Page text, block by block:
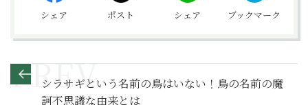
シェア ポスト シェア ブックマーク
シラサギという名前の鳥はいない！鳥の名前の魔
訶不思議な由来とは